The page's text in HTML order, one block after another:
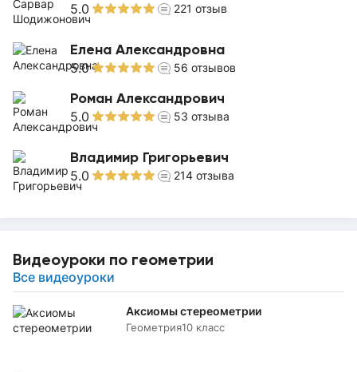
5.0 221 отзыв
Елена Александровна
5.0 56 отзывов
Роман Александрович
5.0 53 отзыва
Владимир Григорьевич
5.0 214 отзыва
Видеоуроки по геометрии
Все видеоуроки
Аксиомы стереометрии
Геометрия10 класс